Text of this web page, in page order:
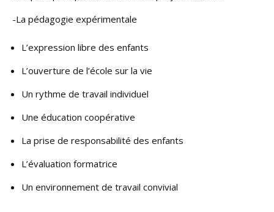
-La pédagogie expérimentale
L’expression libre des enfants
L’ouverture de l’école sur la vie
Un rythme de travail individuel
Une éducation coopérative
La prise de responsabilité des enfants
L’évaluation formatrice
Un environnement de travail convivial